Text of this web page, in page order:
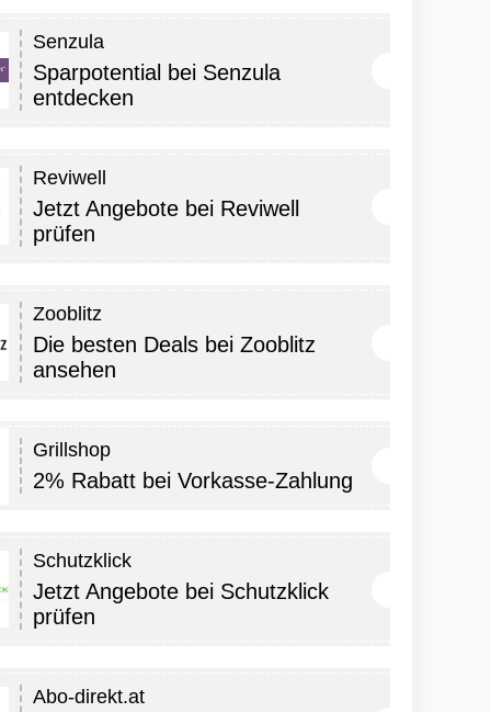
Senzula
Sparpotential bei Senzula
entdecken
Reviwell
Jetzt Angebote bei Reviwell
prüfen
Zooblitz
Die besten Deals bei Zooblitz
ansehen
Grillshop
2% Rabatt bei Vorkasse-Zahlung
Schutzklick
Jetzt Angebote bei Schutzklick
prüfen
Abo-direkt.at